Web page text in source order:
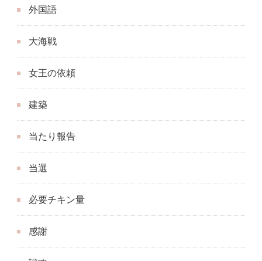
外国語
大海戦
女王の依頼
建築
当たり報告
当選
必要チキン量
感謝